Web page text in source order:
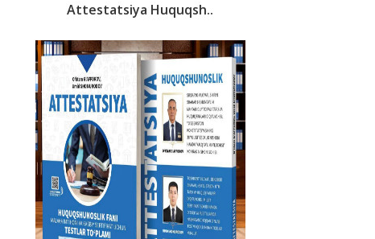
Attestatsiya Huquqsh..